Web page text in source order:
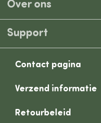
Over ons
Support
Contact pagina
Verzend informatie
Retourbeleid